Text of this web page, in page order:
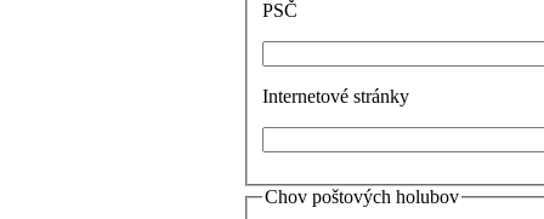
PSČ
Internetové stránky
Chov poštových holubov